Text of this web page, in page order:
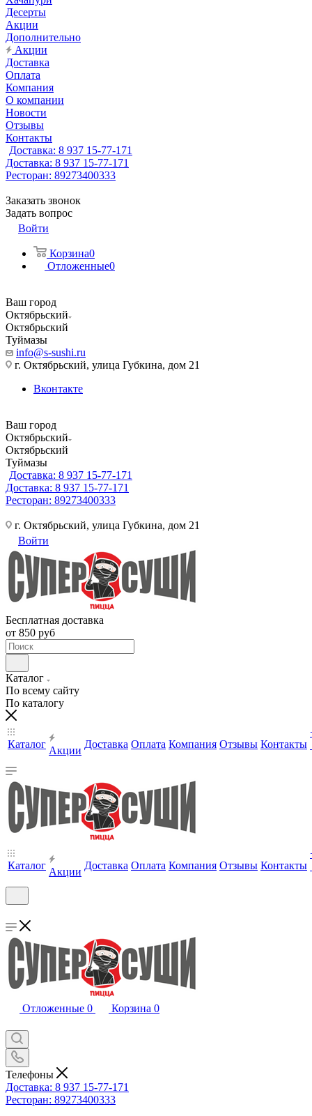
Десерты
Акции
Дополнительно
Акции
Доставка
Оплата
Компания
О компании
Новости
Отзывы
Контакты
Доставка: 8 937 15-77-171
Доставка: 8 937 15-77-171
Ресторан: 89273400333
Заказать звонок
Задать вопрос
Войти
Корзина0
Отложенные0
Ваш город
Октябрьский
Октябрьский
Туймазы
info@s-sushi.ru
г. Октябрьский, улица Губкина, дом 21
Вконтакте
Ваш город
Октябрьский
Октябрьский
Туймазы
Доставка: 8 937 15-77-171
Доставка: 8 937 15-77-171
Ресторан: 89273400333
г. Октябрьский, улица Губкина, дом 21
Войти
Бесплатная доставка
от 850 руб
Каталог
По всему сайту
По каталогу
Каталог
Акции
Доставка Оплата Компания Отзывы Контакты
Каталог
Акции
Доставка Оплата Компания Отзывы Контакты
Отложенные 0 Корзина 0
Телефоны
Доставка: 8 937 15-77-171
Ресторан: 89273400333